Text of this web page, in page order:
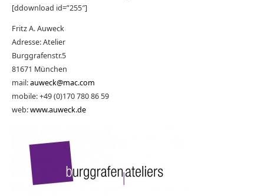
[ddownload id=”255″]
Fritz A. Auweck
Adresse: Atelier
Burggrafenstr.5
81671 München
mail:auweck@mac.com
mobile: +49 (0)170 780 86 59
web:www.auweck.de